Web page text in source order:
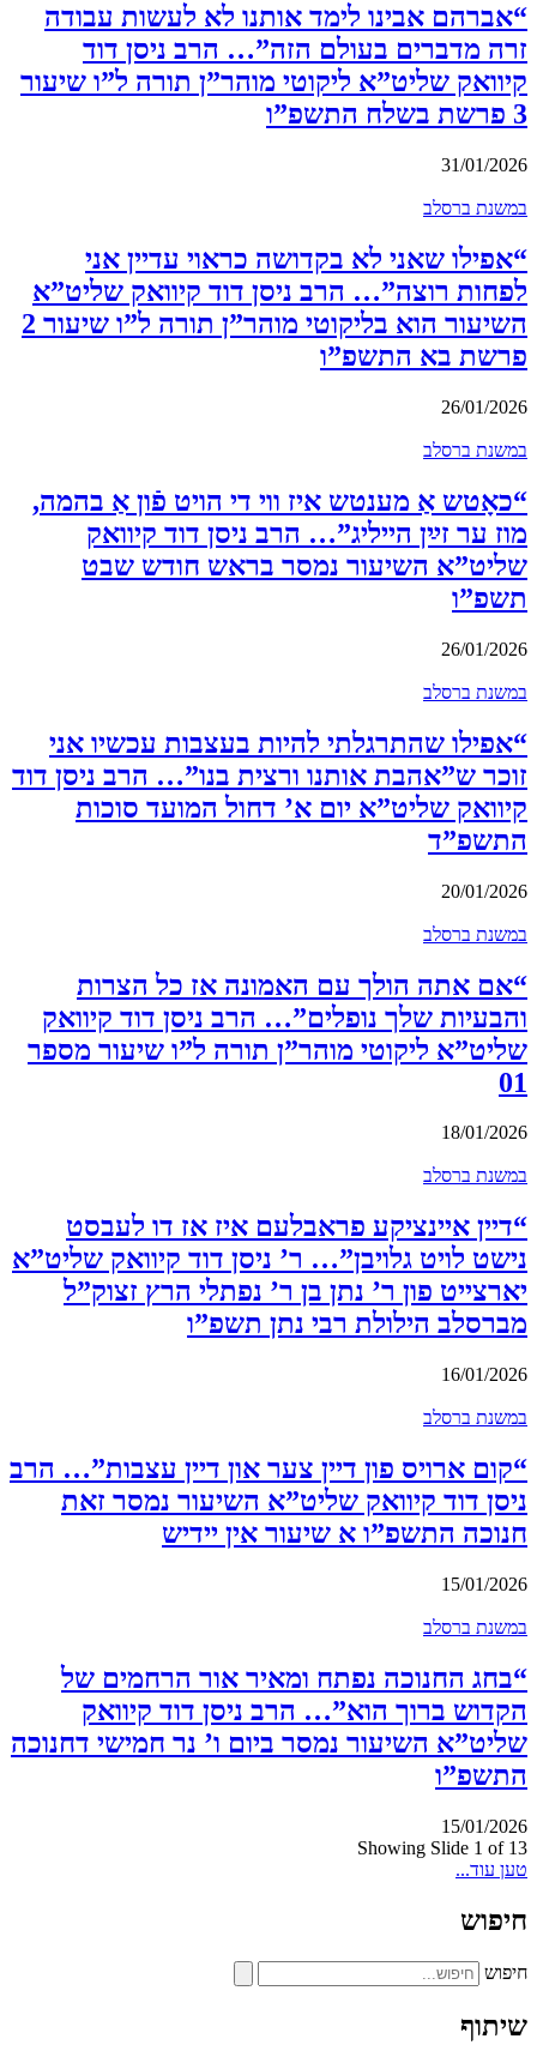
“אברהם אבינו לימד אותנו לא לעשות עבודה
זרה מדברים בעולם הזה”… הרב ניסן דוד
קיוואק שליט”א ליקוטי מוהר”ן תורה ל”ו שיעור
3 פרשת בשלח התשפ”ו
31/01/2026
במשנת ברסלב
“אפילו שאני לא בקדושה כראוי עדיין אני
לפחות רוצה”… הרב ניסן דוד קיוואק שליט”א
השיעור הוא בליקוטי מוהר”ן תורה ל”ו שיעור 2
פרשת בא התשפ”ו
26/01/2026
במשנת ברסלב
“כאָטש אַ מענטש איז ווי די הויט פֿון אַ בהמה,
מוז ער זײַן הייליג”… הרב ניסן דוד קיוואק
שליט”א השיעור נמסר בראש חודש שבט
תשפ”ו
26/01/2026
במשנת ברסלב
“אפילו שהתרגלתי להיות בעצבות עכשיו אני
זוכר ש”אהבת אותנו ורצית בנו”… הרב ניסן דוד
קיוואק שליט”א יום א’ דחול המועד סוכות
התשפ”ד
20/01/2026
במשנת ברסלב
“אם אתה הולך עם האמונה אז כל הצרות
והבעיות שלך נופלים”… הרב ניסן דוד קיוואק
שליט”א ליקוטי מוהר”ן תורה ל”ו שיעור מספר
01
18/01/2026
במשנת ברסלב
“דיין איינציקע פראבלעם איז אז דו לעבסט
נישט לויט גלויבן”… ר’ ניסן דוד קיוואק שליט”א
יארצייט פון ר’ נתן בן ר’ נפתלי הרץ זצוק”ל
מברסלב הילולת רבי נתן תשפ”ו
16/01/2026
במשנת ברסלב
“קום ארויס פון דיין צער און דיין עצבות”… הרב
ניסן דוד קיוואק שליט”א השיעור נמסר זאת
חנוכה התשפ”ו א שיעור אין יידיש
15/01/2026
במשנת ברסלב
“בחג החנוכה נפתח ומאיר אור הרחמים של
הקדוש ברוך הוא”… הרב ניסן דוד קיוואק
שליט”א השיעור נמסר ביום ו’ נר חמישי דחנוכה
התשפ”ו
15/01/2026
Showing Slide 1 of 13
טען עוד...
חיפוש
חיפוש
שיתוף